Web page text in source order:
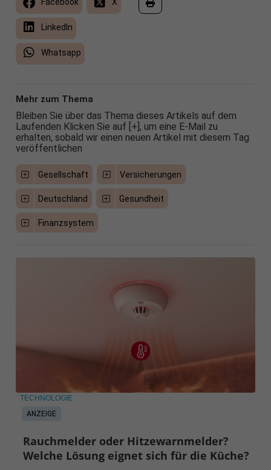
Facebook X
LinkedIn
Whatsapp
Mehr zum Thema
Bleiben Sie über das Thema dieses Artikels auf dem
Laufenden Klicken Sie auf [+], um eine E-Mail zu
erhalten, sobald wir einen neuen Artikel mit diesem Tag
veröffentlichen
Gesellschaft Versicherungen
Deutschland Gesundheit
Finanzsystem
ANZEIGE
TECHNOLOGIE
Rauchmelder oder Hitzewarnmelder?
Welche Lösung eignet sich für die Küche?